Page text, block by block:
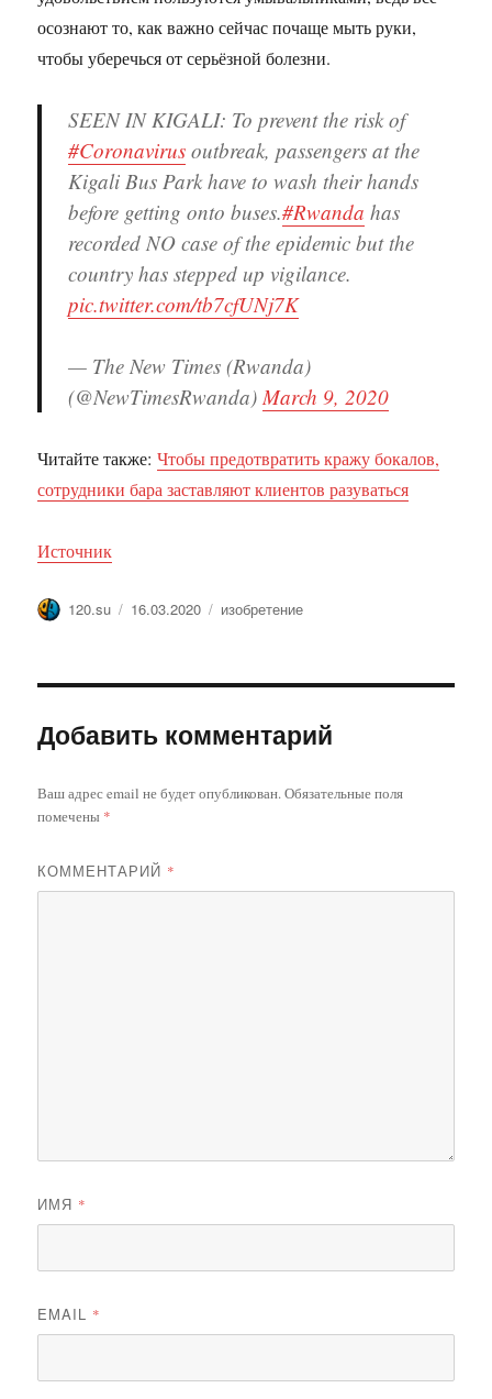
осознают то, как важно сейчас почаще мыть руки,
чтобы уберечься от серьёзной болезни.
SEEN IN KIGALI: To prevent the risk of
#Coronavirus outbreak, passengers at the
Kigali Bus Park have to wash their hands
before getting onto buses.#Rwanda has
recorded NO case of the epidemic but the
country has stepped up vigilance.
pic.twitter.com/tb7cfUNj7K
— The New Times (Rwanda)
(@NewTimesRwanda) March 9, 2020
Читайте также:Чтобы предотвратить кражу бокалов,
сотрудники бара заставляют клиентов разуваться
Источник
Автор
120.su Опубликовано
16.03.2020 Метки
изобретение
Добавить комментарий
Ваш адрес email не будет опубликован.Обязательные поля
помечены *
КОММЕНТАРИЙ *
ИМЯ *
EMAIL *